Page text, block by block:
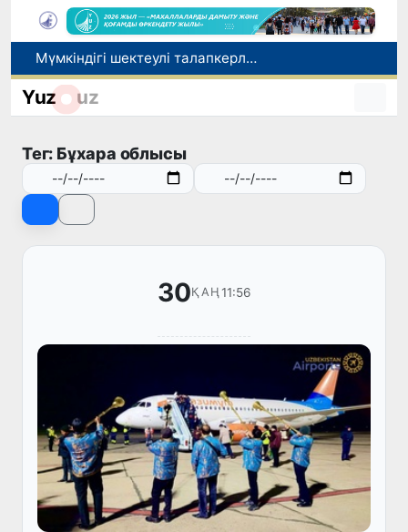
Мүмкіндігі шектеулі талапкерлерге қабылдау емтихандарында қосымша уақыт беріледі
Беларусьтен Өзбекстанға екінші тікелей жүк пойызы жөнелтілді
WTTC есебінде Өзбекстан туризмнің өсу қарқыны бойынша Орталық Азияда бірінші орынға шықты
Yuz uz
Тег: Бұхара облысы
30ҚАҢ11:56